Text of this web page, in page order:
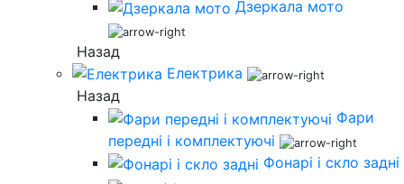
Дзеркала мото
Назад
Електрика
Назад
Фари
передні і комплектуючі
Фонарі і скло задні